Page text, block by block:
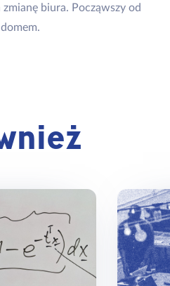
biura. Począwszy od